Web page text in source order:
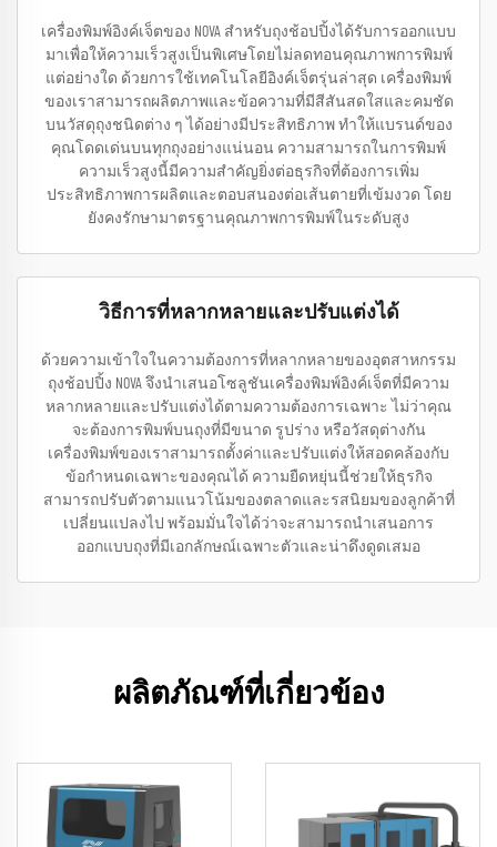
เครื่องพิมพ์อิงค์เจ็ตของ NOVA สำหรับถุงช้อปปิ้งได้รับการออกแบบ
มาเพื่อให้ความเร็วสูงเป็นพิเศษโดยไม่ลดทอนคุณภาพการพิมพ์
แต่อย่างใด ด้วยการใช้เทคโนโลยีอิงค์เจ็ตรุ่นล่าสุด เครื่องพิมพ์
ของเราสามารถผลิตภาพและข้อความที่มีสีสันสดใสและคมชัด
บนวัสดุถุงชนิดต่าง ๆ ได้อย่างมีประสิทธิภาพ ทำให้แบรนด์ของ
คุณโดดเด่นบนทุกถุงอย่างแน่นอน ความสามารถในการพิมพ์
ความเร็วสูงนี้มีความสำคัญยิ่งต่อธุรกิจที่ต้องการเพิ่ม
ประสิทธิภาพการผลิตและตอบสนองต่อเส้นตายที่เข้มงวด โดย
ยังคงรักษามาตรฐานคุณภาพการพิมพ์ในระดับสูง
วิธีการที่หลากหลายและปรับแต่งได้
ด้วยความเข้าใจในความต้องการที่หลากหลายของอุตสาหกรรม
ถุงช้อปปิ้ง NOVA จึงนำเสนอโซลูชันเครื่องพิมพ์อิงค์เจ็ตที่มีความ
หลากหลายและปรับแต่งได้ตามความต้องการเฉพาะ ไม่ว่าคุณ
จะต้องการพิมพ์บนถุงที่มีขนาด รูปร่าง หรือวัสดุต่างกัน
เครื่องพิมพ์ของเราสามารถตั้งค่าและปรับแต่งให้สอดคล้องกับ
ข้อกำหนดเฉพาะของคุณได้ ความยืดหยุ่นนี้ช่วยให้ธุรกิจ
สามารถปรับตัวตามแนวโน้มของตลาดและรสนิยมของลูกค้าที่
เปลี่ยนแปลงไป พร้อมมั่นใจได้ว่าจะสามารถนำเสนอการ
ออกแบบถุงที่มีเอกลักษณ์เฉพาะตัวและน่าดึงดูดเสมอ
ผลิตภัณฑ์ที่เกี่ยวข้อง